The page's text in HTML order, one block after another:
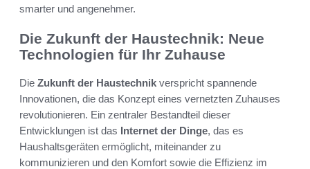
smarter und angenehmer.
Die Zukunft der Haustechnik: Neue
Technologien für Ihr Zuhause
Die Zukunft der Haustechnik verspricht spannende
Innovationen, die das Konzept eines vernetzten Zuhauses
revolutionieren. Ein zentraler Bestandteil dieser
Entwicklungen ist das Internet der Dinge, das es
Haushaltsgeräten ermöglicht, miteinander zu
kommunizieren und den Komfort sowie die Effizienz im